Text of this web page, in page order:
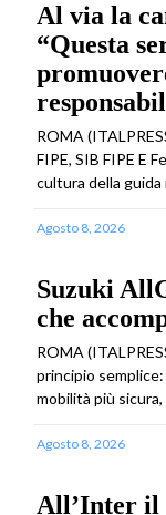
Al via la
“Questa
ROMA
FIPE, SIB FIPE E
cultura della
Agosto 8, 2026
Suzuki
che
ROMA
principio
mobilità più
Agosto 8, 2026
All’Inter il